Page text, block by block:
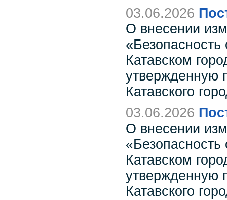
03.06.2026
О внесении
Катавском
утвержденную
Катавского
03.06.2026
О внесении
Катавском
утвержденную
Катавского